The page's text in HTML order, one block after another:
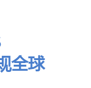
全球